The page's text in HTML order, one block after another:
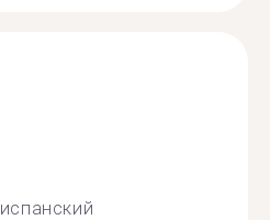
испанский